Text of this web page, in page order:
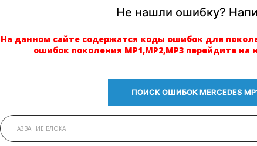
Не нашли ошибку?
На данном сайте содержатся коды ошибок для
ошибок поколения МР1,МР2,МР3 перейдите на
ПОИСК ОШИБОК MERCEDES